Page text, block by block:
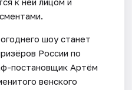
шоу станет
России по
постановщик Артём
венского